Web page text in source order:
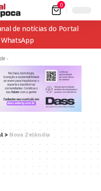
0
de notícias do Portal
-
> Nova Zelândia